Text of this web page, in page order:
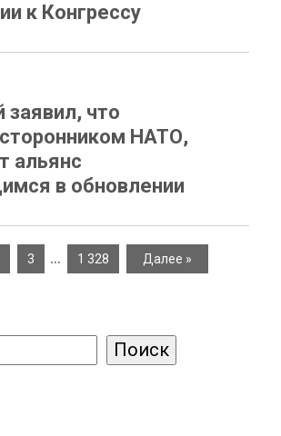
к Конгрессу
что
НАТО,
альянс
в обновлении
3 … 1 328 Далее »
Поиск